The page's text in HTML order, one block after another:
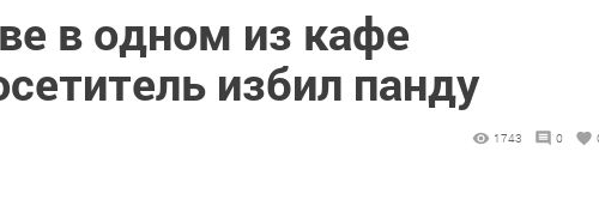
в одном из кафе
избил панду
1743 0